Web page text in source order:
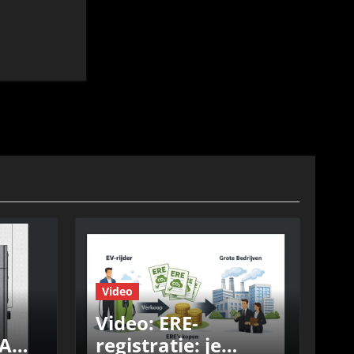
Video
Video: ERE-
registratie: je